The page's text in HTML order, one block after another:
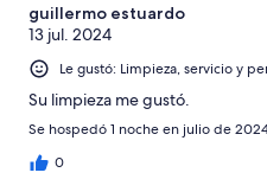
guillermo estuardo
13 jul. 2024
Le gustó: Limpieza, servicio y
Su limpieza me gustó.
Se hospedó 1 noche en julio de
0